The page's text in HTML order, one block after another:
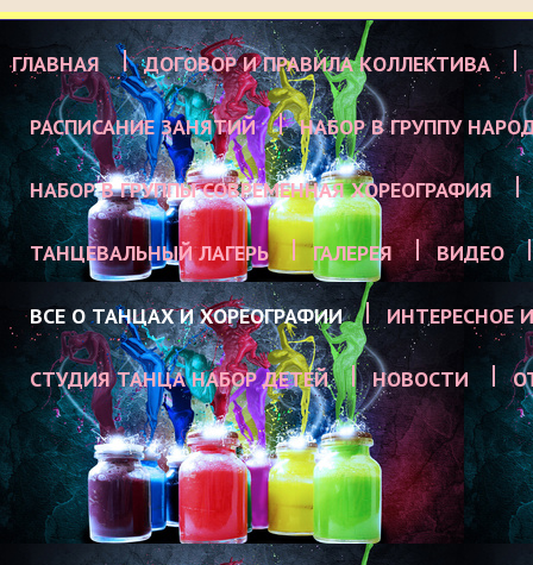
ГЛАВНАЯ ДОГОВОР И ПРАВИЛА КОЛЛЕКТИВА
РАСПИСАНИЕ ЗАНЯТИЙ НАБОР В ГРУППУ
НАБОР В ГРУППЫ СОВРЕМЕННАЯ ХОРЕОГРАФИЯ
ТАНЦЕВАЛЬНЫЙ ЛАГЕРЬ ГАЛЕРЕЯ ВИДЕО
ВСЕ О ТАНЦАХ И ХОРЕОГРАФИИ ИНТЕРЕСНОЕ
СТУДИЯ ТАНЦА НАБОР ДЕТЕЙ НОВОСТИ